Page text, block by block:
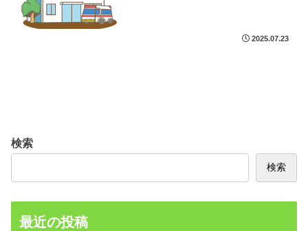
2025.07.23
検索
検索
最近の投稿